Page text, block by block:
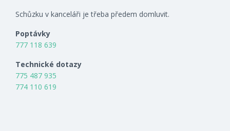
Schůzku v kanceláři je třeba předem domluvit.
Poptávky
777 118 639
Technické dotazy
775 487 935
774 110 619